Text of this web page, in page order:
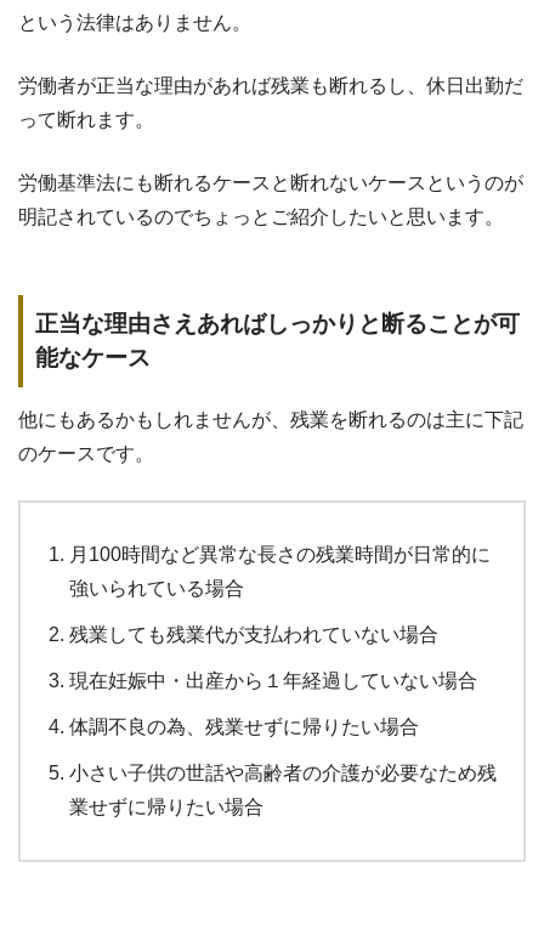
という法律はありません。
労働者が正当な理由があれば残業も断れるし、休日出勤だ
って断れます。
労働基準法にも断れるケースと断れないケースというのが
明記されているのでちょっとご紹介したいと思います。
正当な理由さえあればしっかりと断ることが可
能なケース
他にもあるかもしれませんが、残業を断れるのは主に下記
のケースです。
月100時間など異常な長さの残業時間が日常的に
強いられている場合
残業しても残業代が支払われていない場合
現在妊娠中・出産から１年経過していない場合
体調不良の為、残業せずに帰りたい場合
小さい子供の世話や高齢者の介護が必要なため残
業せずに帰りたい場合